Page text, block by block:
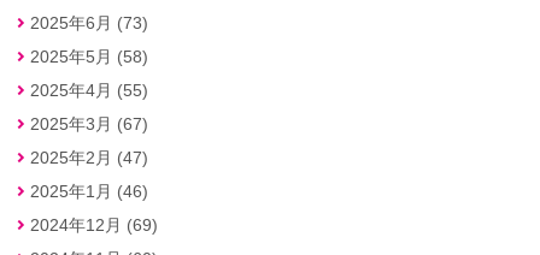
2025年6月 (73)
2025年5月 (58)
2025年4月 (55)
2025年3月 (67)
2025年2月 (47)
2025年1月 (46)
2024年12月 (69)